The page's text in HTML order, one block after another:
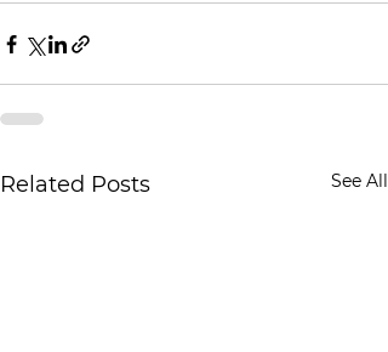
Related Posts See All